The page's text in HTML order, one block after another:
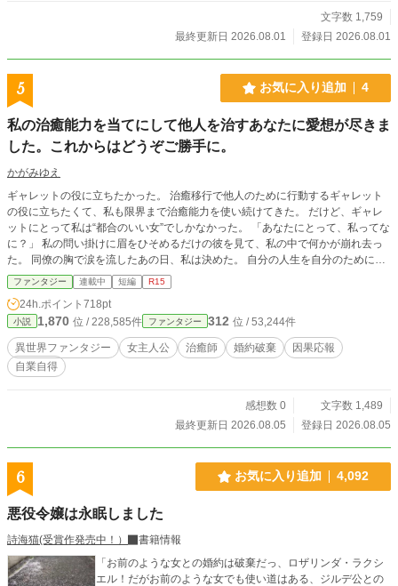
文字数 1,759
最終更新日 2026.08.01
登録日 2026.08.01
5 お気に入り追加 4
私の治癒能力を当てにして他人を治すあなたに愛想が尽きま
した。これからはどうぞご勝手に。
かがみゆえ
ギャレットの役に立ちたかった。 治癒移行で他人のために行動するギャレット
の役に立ちたくて、私も限界まで治癒能力を使い続けてきた。 だけど、ギャレ
ットにとって私は“都合のいい女”でしかなかった。 ​「あなたにとって、私ってな
に？」 私の問い掛けに眉をひそめるだけの彼を見て、私の中で何かが崩れ去っ
た。 ​同僚の胸で涙を流したあの日、私は決めた。 自分の人生を自分のために使
うと。 新たな一歩を踏み出した治癒師と治癒師に頼りきって“危険な怪我”を自分
に移し続けた元婚約者の結末とは。
ファンタジー 連載中 短編 R15
24h.ポイント 718pt
小説 1,870 位 / 228,585件 ファンタジー 312 位 / 53,244件
異世界ファンタジー 女主人公 治癒師 婚約破棄
因果応報
自業自得
感想数 0
文字数 1,489
最終更新日 2026.08.05
登録日 2026.08.05
6 お気に入り追加 4,092
悪役令嬢は永眠しました
詩海猫(受賞作発売中！）
書籍情報
「お前のような女との婚約は破棄だっ、ロザリンダ・ラクシ
エル！だがお前のような女でも使い道はある、ジルデ公との